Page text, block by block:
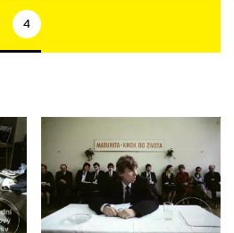
4